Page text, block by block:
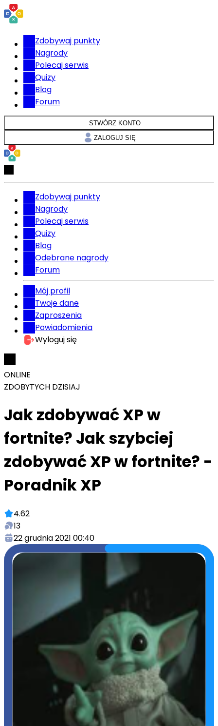
Zdobywaj punkty
Nagrody
Polecaj serwis
Quizy
Blog
Forum
STWÓRZ KONTO
ZALOGUJ SIĘ
Zdobywaj punkty
Nagrody
Polecaj serwis
Quizy
Blog
Odebrane nagrody
Forum
Mój profil
Twoje dane
Zaproszenia
Powiadomienia
Wyloguj się
ONLINE
ZDOBYTYCH DZISIAJ
Jak zdobywać XP w
fortnite? Jak szybciej
zdobywać XP w fortnite? -
Poradnik XP
4.62
13
22 grudnia 2021 00:40